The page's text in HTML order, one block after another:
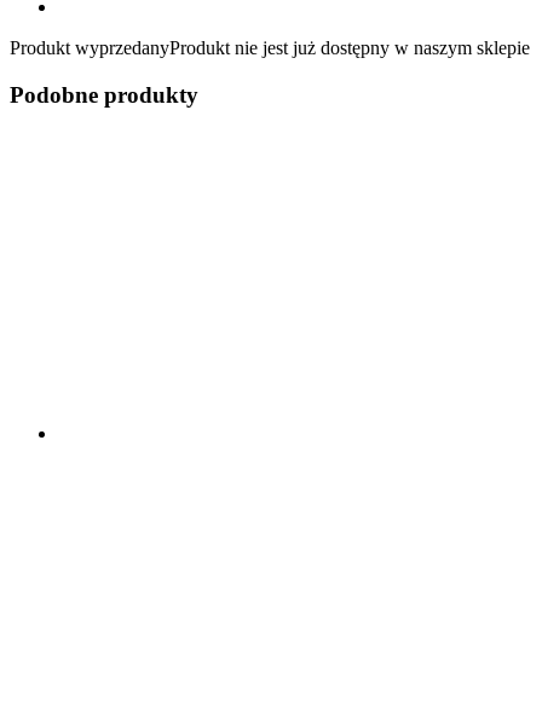
Produkt wyprzedanyProdukt nie jest już dostępny w naszym sklepie
Podobne produkty